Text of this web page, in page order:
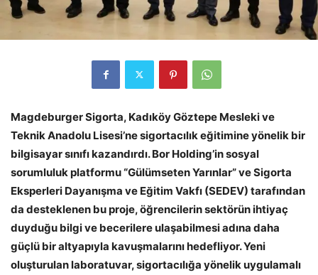
Magdeburger Sigorta, Kadıköy Göztepe Mesleki ve
Teknik Anadolu Lisesi’ne sigortacılık eğitimine yönelik bir
bilgisayar sınıfı kazandırdı. Bor Holding’in sosyal
sorumluluk platformu “Gülümseten Yarınlar” ve Sigorta
Eksperleri Dayanışma ve Eğitim Vakfı (SEDEV) tarafından
da desteklenen bu proje, öğrencilerin sektörün ihtiyaç
duyduğu bilgi ve becerilere ulaşabilmesi adına daha
güçlü bir altyapıyla kavuşmalarını hedefliyor. Yeni
oluşturulan laboratuvar, sigortacılığa yönelik uygulamalı